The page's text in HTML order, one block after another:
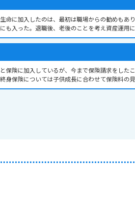
命に加入したのは、最初は職場からの勧めもあ
も入った。退職後、老後のことを考え資産運用
保険に加入しているが、今まで保険請求をした
身保険については子供成長に合わせて保険料の